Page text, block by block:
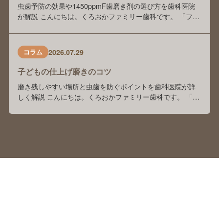
虫歯予防の効果や1450ppmF歯磨き剤の選び方を歯科医院
が解説 こんにちは。くろおかファミリー歯科です。 「フッ
院でフッ素を塗っているけれど、自宅でもフッ素入り歯磨
き剤を使った方がいいのでしょうか？」 「歯磨き剤の種類
が多くて、どれを選べばよいかわかりません」 このような
ご相談を、保護者の方からよくいた …
コラム 2026.07.29
子どもの仕上げ磨きのコツ
磨き残しやすい場所と虫歯を防ぐポイントを歯科医院が詳
しく解説 こんにちは。くろおかファミリー歯科です。 「毎